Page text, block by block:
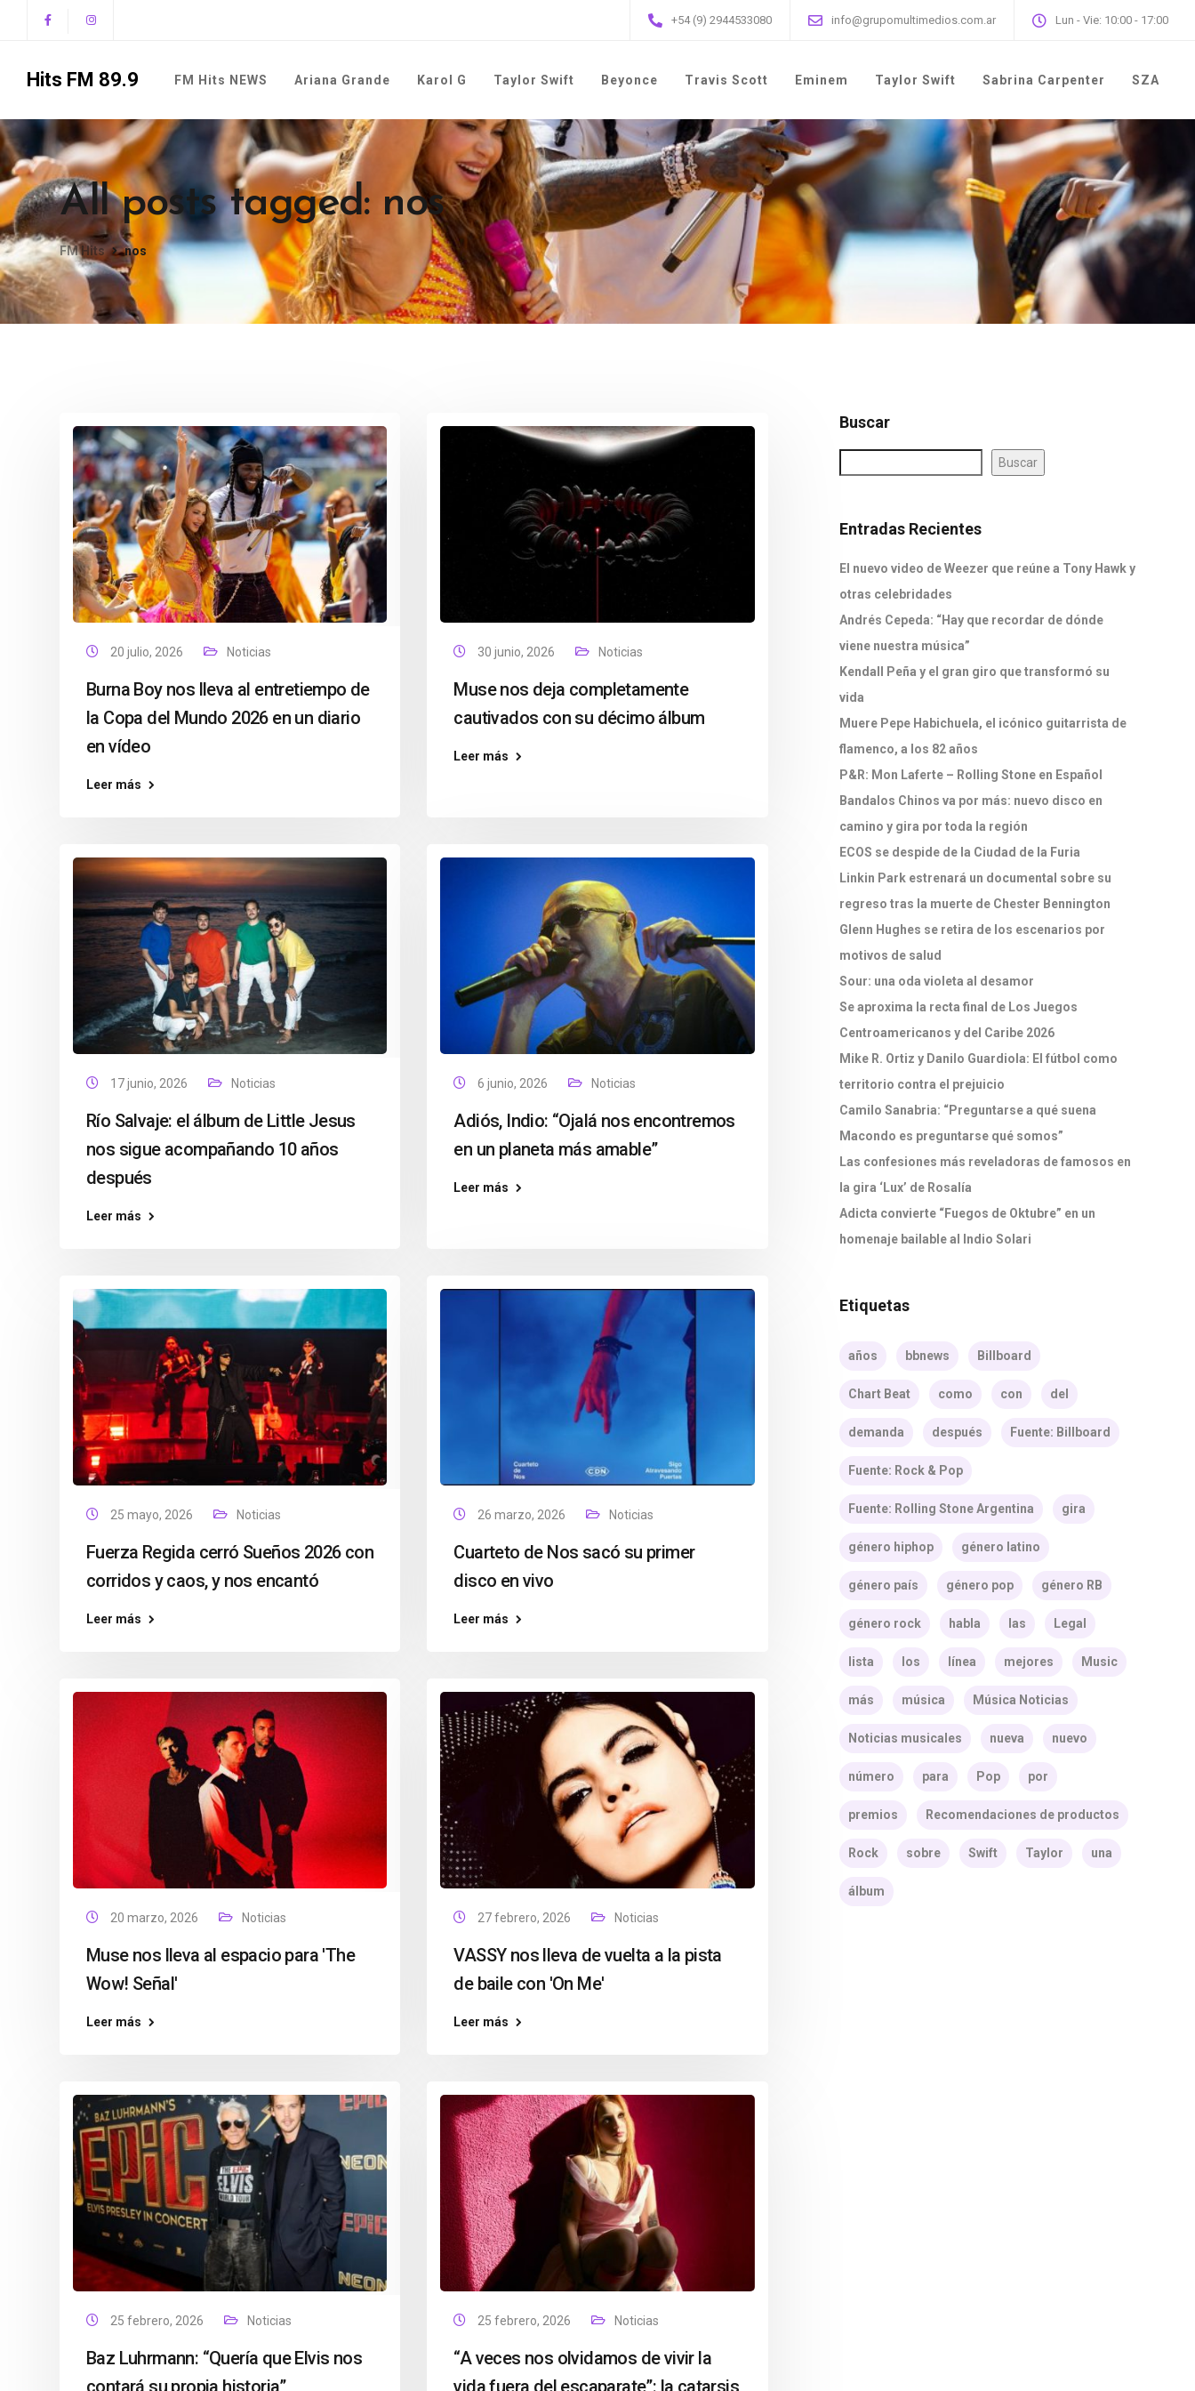
+54 (9) 2944533080 info@grupomultimedios.com.ar Lun - Vie: 10:00 - 17:00
Hits FM 89.9 FM Hits NEWS Ariana Grande Karol G Taylor Swift Beyonce Travis Scott Eminem Taylor Swift Sabrina Carpenter SZA
All posts tagged: nos
FM Hits nos
20 julio, 2026 Noticias
Burna Boy nos lleva al entretiempo de
la Copa del Mundo 2026 en un diario
en vídeo
Leer más
30 junio, 2026 Noticias
Muse nos deja completamente
cautivados con su décimo álbum
Leer más
17 junio, 2026 Noticias
Río Salvaje: el álbum de Little Jesus
nos sigue acompañando 10 años
después
Leer más
6 junio, 2026 Noticias
Adiós, Indio: “Ojalá nos encontremos
en un planeta más amable”
Leer más
25 mayo, 2026 Noticias
Fuerza Regida cerró Sueños 2026 con
corridos y caos, y nos encantó
Leer más
26 marzo, 2026 Noticias
Cuarteto de Nos sacó su primer
disco en vivo
Leer más
20 marzo, 2026 Noticias
Muse nos lleva al espacio para 'The
Wow! Señal'
Leer más
27 febrero, 2026 Noticias
VASSY nos lleva de vuelta a la pista
de baile con 'On Me'
Leer más
25 febrero, 2026 Noticias
Baz Luhrmann: “Quería que Elvis nos
contará su propia historia”
25 febrero, 2026 Noticias
“A veces nos olvidamos de vivir la
vida fuera del escaparate”: la catarsis
Buscar
Buscar
Entradas Recientes
El nuevo video de Weezer que reúne a Tony Hawk y
otras celebridades
Andrés Cepeda: “Hay que recordar de dónde
viene nuestra música”
Kendall Peña y el gran giro que transformó su
vida
Muere Pepe Habichuela, el icónico guitarrista de
flamenco, a los 82 años
P&R: Mon Laferte – Rolling Stone en Español
Bandalos Chinos va por más: nuevo disco en
camino y gira por toda la región
ECOS se despide de la Ciudad de la Furia
Linkin Park estrenará un documental sobre su
regreso tras la muerte de Chester Bennington
Glenn Hughes se retira de los escenarios por
motivos de salud
Sour: una oda violeta al desamor
Se aproxima la recta final de Los Juegos
Centroamericanos y del Caribe 2026
Mike R. Ortiz y Danilo Guardiola: El fútbol como
territorio contra el prejuicio
Camilo Sanabria: “Preguntarse a qué suena
Macondo es preguntarse qué somos”
Las confesiones más reveladoras de famosos en
la gira ‘Lux’ de Rosalía
Adicta convierte “Fuegos de Oktubre” en un
homenaje bailable al Indio Solari
Etiquetas
años bbnews Billboard
Chart Beat como con del
demanda después Fuente: Billboard
Fuente: Rock & Pop
Fuente: Rolling Stone Argentina gira
género hiphop género latino
género país género pop género RB
género rock habla las Legal
lista los línea mejores Music
más música Música Noticias
Noticias musicales nueva nuevo
número para Pop por
premios Recomendaciones de productos
Rock sobre Swift Taylor una
álbum